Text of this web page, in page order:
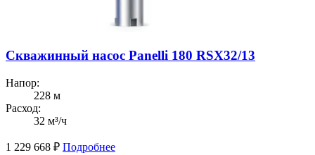
Скважинный насос Panelli 180 RSX32/13
Напор:
228 м
Расход:
32 м³/ч
1 229 668 ₽ Подробнее